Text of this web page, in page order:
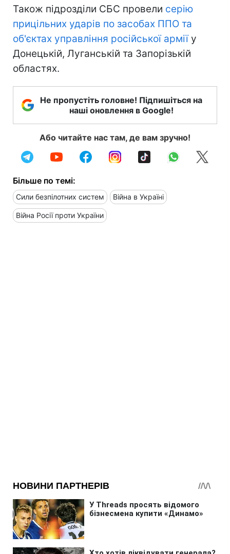
Також підрозділи СБС провели серію
прицільних ударів по засобах ППО та
об'єктах управління російської арміїу
Донецькій, Луганській та Запорізькій
областях.
Не пропустіть головне! Підпишіться на
наші оновлення в Google!
Або читайте нас там, де вам зручно!
Більше по темі:
Сили безпілотних систем Війна в Україні
Війна Росії проти України